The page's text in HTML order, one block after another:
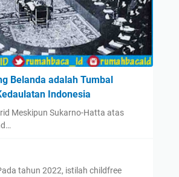
Belanda adalah Tumbal
Indonesia
Meskipun Sukarno-Hatta atas
tahun 2022, istilah childfree